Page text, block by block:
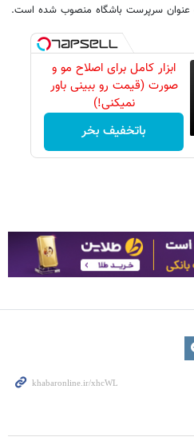
عنوان سرپرست باشگاه منصوب شده است.
ابزار کامل برای اصلاح مو و
صورت (قیمت رو ببینی باور
نمیکنی!)
باتخفیف بخر